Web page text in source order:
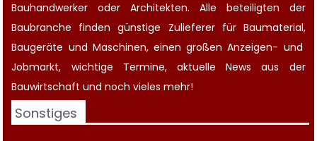
Bauhandwerker oder Architekten. Alle beteiligten der
Baubranche finden günstige Zulieferer für Baumaterial,
Baugeräte und Maschinen, einen großenAnzeigen- und
Jobmarkt, wichtige Termine, aktuelleNews aus der
Bauwirtschaft und noch vieles mehr!
Sonstiges